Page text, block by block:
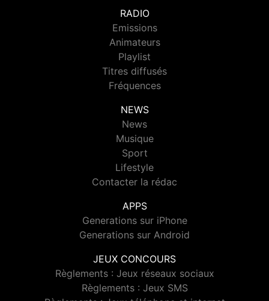
RADIO
Emissions
Animateurs
Playlist
Titres diffusés
Fréquences
NEWS
News
Musique
Sport
Lifestyle
Contacter la rédac
APPS
Generations sur iPhone
Generations sur Android
JEUX CONCOURS
Règlements : Jeux réseaux sociaux
Règlements : Jeux SMS